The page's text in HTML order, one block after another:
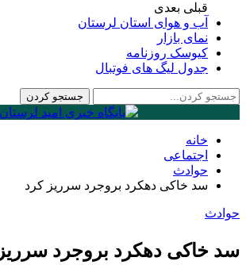
قبلی بعدی
آب و هوای استان لرستان
نمای بازار
کیوسک روزنامه
جدول لیگ های فوتبال
خانه
اجتماعی
حوادث
سد خاکی دهکرد بروجرد سرریز کرد
حوادث
سد خاکی دهکرد بروجرد